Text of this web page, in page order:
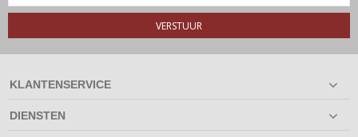
VERSTUUR
KLANTENSERVICE
DIENSTEN